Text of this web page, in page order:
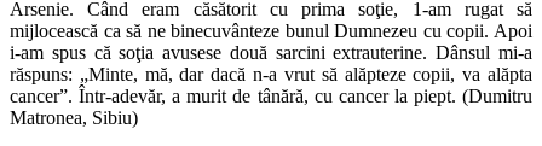
Arsenie. Când eram căsătorit cu prima soţie, 1-am rugat să
mijlocească ca să ne binecuvânteze bunul Dumnezeu cu copii. Apoi
i-am spus că soţia avusese două sarcini extrauterine. Dânsul mi-a
răspuns: „Minte, mă, dar dacă n-a vrut să alăpteze copii, va alăpta
cancer”. Într-adevăr, a murit de tânără, cu cancer la piept. (Dumitru
Matronea, Sibiu)